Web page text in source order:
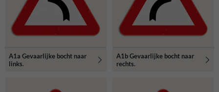
A1a Gevaarlijke bocht naar
links.
A1b Gevaarlijke bocht naar
rechts.